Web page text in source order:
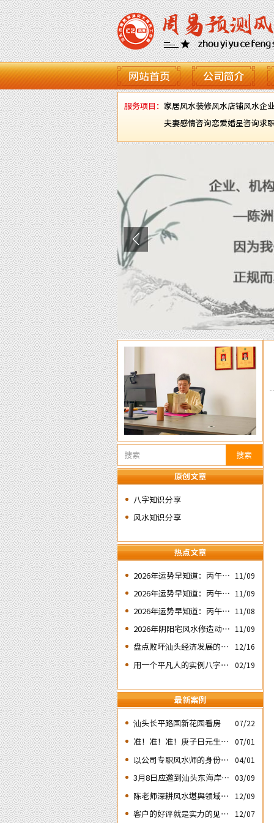
网站首页 公司简介
服务项目： 家居风水装修风水店铺风水企
夫妻感情咨询恋爱婚星咨询求
搜索
原创文章
八字知识分享
风水知识分享
热点文章
2026年运势早知道：丙午年
二‘壬子’ 日
11/09
2026年运势早知道：丙午年
四‘庚子’ 日
11/09
2026年运势早知道：丙午年
运势不好的4个日期出生人
之一‘戊子’ 日
11/08
2026年阴阳宅风水修造动土 11/09
盘点败坏汕头经济发展的四
12/16
用一个平凡人的实例八字论
02/19
最新案例
汕头长平路国新花园看房
07/22
准！准！准！庚子日元生人
丙午流年的运势判断实例：
07/01
以公司专职风水师的身份应
邀出席《星橙网络科技公
司》成立5周年庆典
04/01
3月8日应邀到汕头东海岸新
城为朋友的亲戚堪舆住房风
水
03/09
陈老师深耕风水堪舆领域四
12/09
客户的好评就是实力的见
12/07